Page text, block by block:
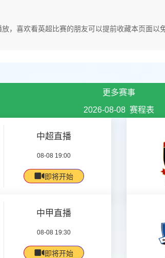
，喜欢看英超比赛的朋友可以提前收藏本页面
更多赛事
2026-08-08 赛程表
中超直播
08-08 19:00
即将开始
中甲直播
08-08 19:30
即将开始